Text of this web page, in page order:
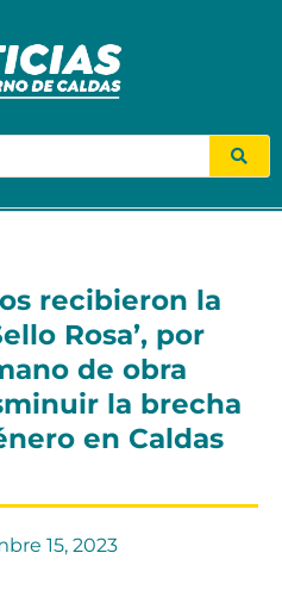
recibieron la
Rosa’, por
de obra
la brecha
en Caldas
15, 2023